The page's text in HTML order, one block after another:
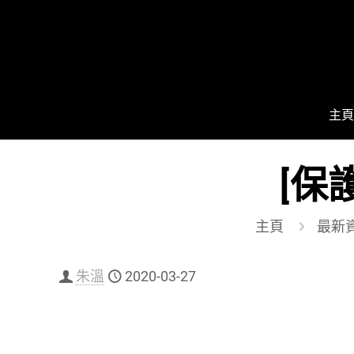
主頁
[保
主頁 最新
朱溫 2020-03-27